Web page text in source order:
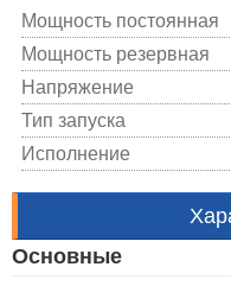
Мощность постоянная
Мощность резервная
Напряжение
Тип запуска
Исполнение
Основные